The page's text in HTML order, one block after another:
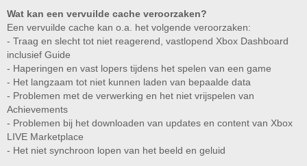
Wat kan een vervuilde cache veroorzaken?
Een vervuilde cache kan o.a. het volgende veroorzaken:
- Traag en slecht tot niet reagerend, vastlopend Xbox Dashboard
inclusief Guide
- Haperingen en vast lopers tijdens het spelen van een game
- Het langzaam tot niet kunnen laden van bepaalde data
- Problemen met de verwerking en het niet vrijspelen van
Achievements
- Problemen bij het downloaden van updates en content van Xbox
LIVE Marketplace
- Het niet synchroon lopen van het beeld en geluid